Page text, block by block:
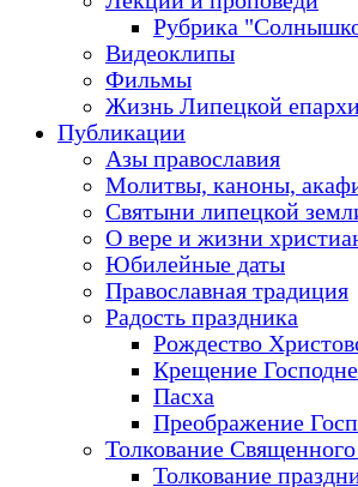
Рубрика
Видеоклипы
Фильмы
Жизнь Липецкой
Публикации
Азы православия
Молитвы, каноны,
Святыни липецкой
О вере и жизни
Юбилейные даты
Православная традиция
Радость праздника
Рождество
Крещение Господне
Пасха
Преображение
Толкование
Толкование